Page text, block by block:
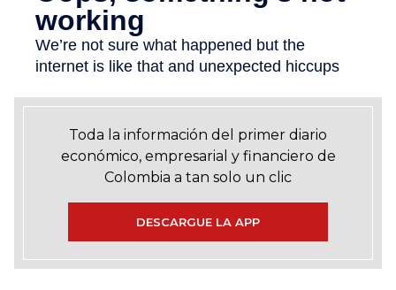
Toda la información del primer diario
económico, empresarial y financiero de
Colombia a tan solo un clic
DESCARGUE LA APP